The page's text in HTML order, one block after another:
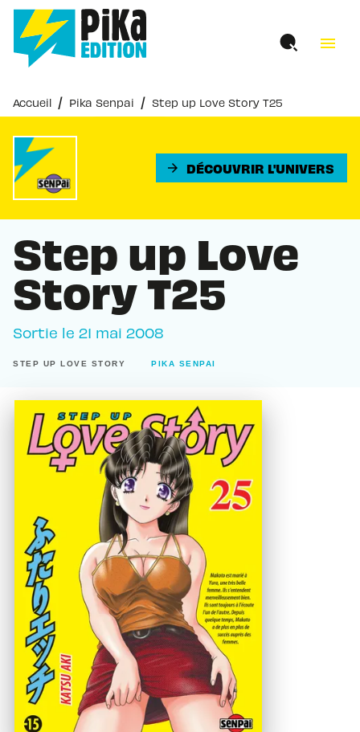
MENU RECHERCHE
PIED DE PAGE
menu
Accueil / Pika Senpai / Step up Love Story T25
arrow_forward DÉCOUVRIR L'UNIVERS
Step up Love
Story T25
Sortie le 21 mai 2008
STEP UP LOVE STORY PIKA SENPAI